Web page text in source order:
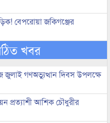
বেপরোয়া জকিগঞ্জের
খবর
গণঅভ্যুত্থান দিবস উপলক্ষে
প্রত্যাশী আশিক চৌধুরীর